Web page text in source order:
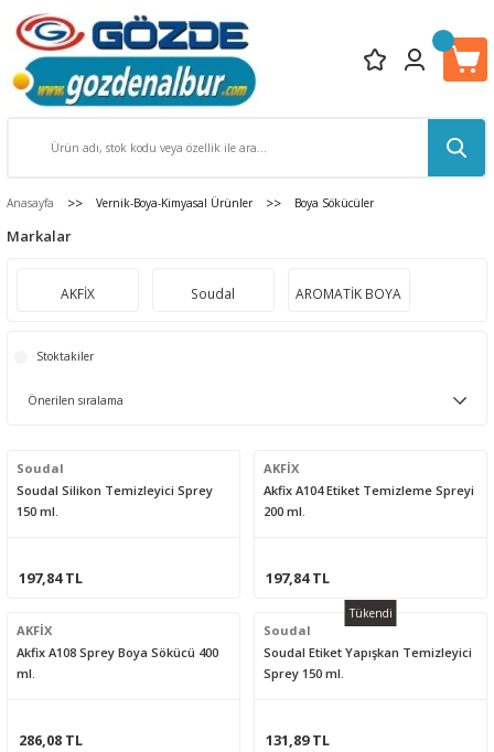
Anasayfa Vernik-Boya-Kimyasal Ürünler Boya Sökücüler
Markalar
AKFİX Soudal AROMATİK BOYA
Stoktakiler
Soudal
Soudal Silikon Temizleyici Sprey
150 ml.
197,84 TL
AKFİX
Akfix A104 Etiket Temizleme Spreyi
200 ml.
197,84 TL
AKFİX
Akfix A108 Sprey Boya Sökücü 400
ml.
286,08 TL
Tükendi
Soudal
Soudal Etiket Yapışkan Temizleyici
Sprey 150 ml.
131,89 TL